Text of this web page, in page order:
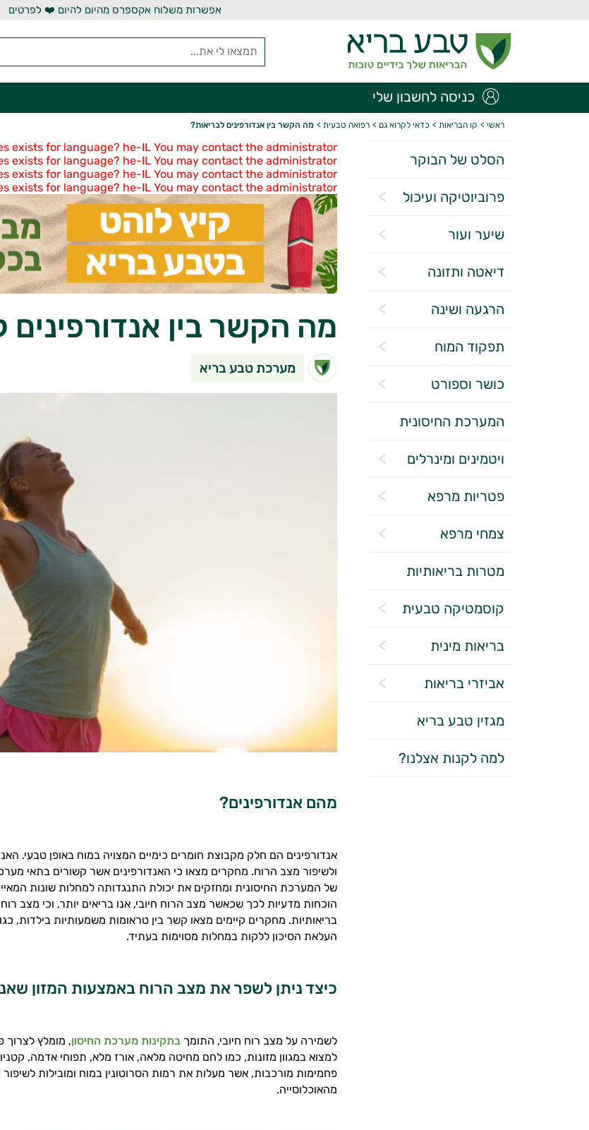
אפשרות משלוח אקספרס מהיום להיום ❤️ לפרטים
כניסה לחשבון שלי
ראשי > קו הבריאות > כדאי לקרוא גם > רפואה טבעית > מה הקשר בין אנדורפינים לבריאות?
הסלט של הבוקר
פרוביוטיקה ועיכול
שיער ועור
דיאטה ותזונה
הרגעה ושינה
תפקוד המוח
כושר וספורט
המערכת החיסונית
ויטמינים ומינרלים
פטריות מרפא
צמחי מרפא
מטרות בריאותיות
קוסמטיקה טבעית
בריאות מינית
אביזרי בריאות
מגזין טבע בריא
למה לקנות אצלנו?
exists for language? he-IL You may contact the administrator
exists for language? he-IL You may contact the administrator
exists for language? he-IL You may contact the administrator
exists for language? he-IL You may contact the administrator
מה הקשר בין אנדורפינים
מערכת טבע בריא
מהם אנדורפינים?
אנדורפינים הם חלק מקבוצת חומרים כימיים המצויה במוח באופן טבעי.
ולשיפור מצב הרוח. מחקרים מצאו כי האנדורפינים אשר קשורים בתאי
של המערכת החיסונית ומחזקים את יכולת התנגדותה למחלות שונות
הוכחות מדעיות לכך שכאשר מצב הרוח חיובי, אנו בריאים יותר, וכי מצב
בריאותיות. מחקרים קיימים מצאו קשר בין טראומות משמעותיות בילדות,
העלאת הסיכון ללקות במחלות מסוימות בעתיד.
כיצד ניתן לשפר את מצב הרוח באמצעות המזון
לשמירה על מצב רוח חיובי, התומךבתקינות מערכת החיסון, מומלץ לצרוך
למצוא במגוון מזונות, כמו לחם מחיטה מלאה, אורז מלא, תפוחי אדמה,
פחמימות מורכבות, אשר מעלות את רמות הסרוטונין במוח ומובילות
מהאוכלוסייה.